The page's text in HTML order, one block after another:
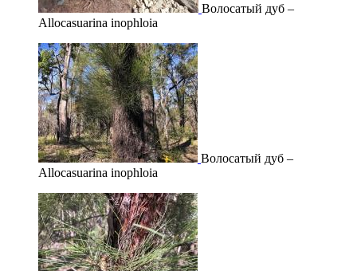
Волосатый дуб –
Allocasuarina inophloia
Волосатый дуб –
Allocasuarina inophloia